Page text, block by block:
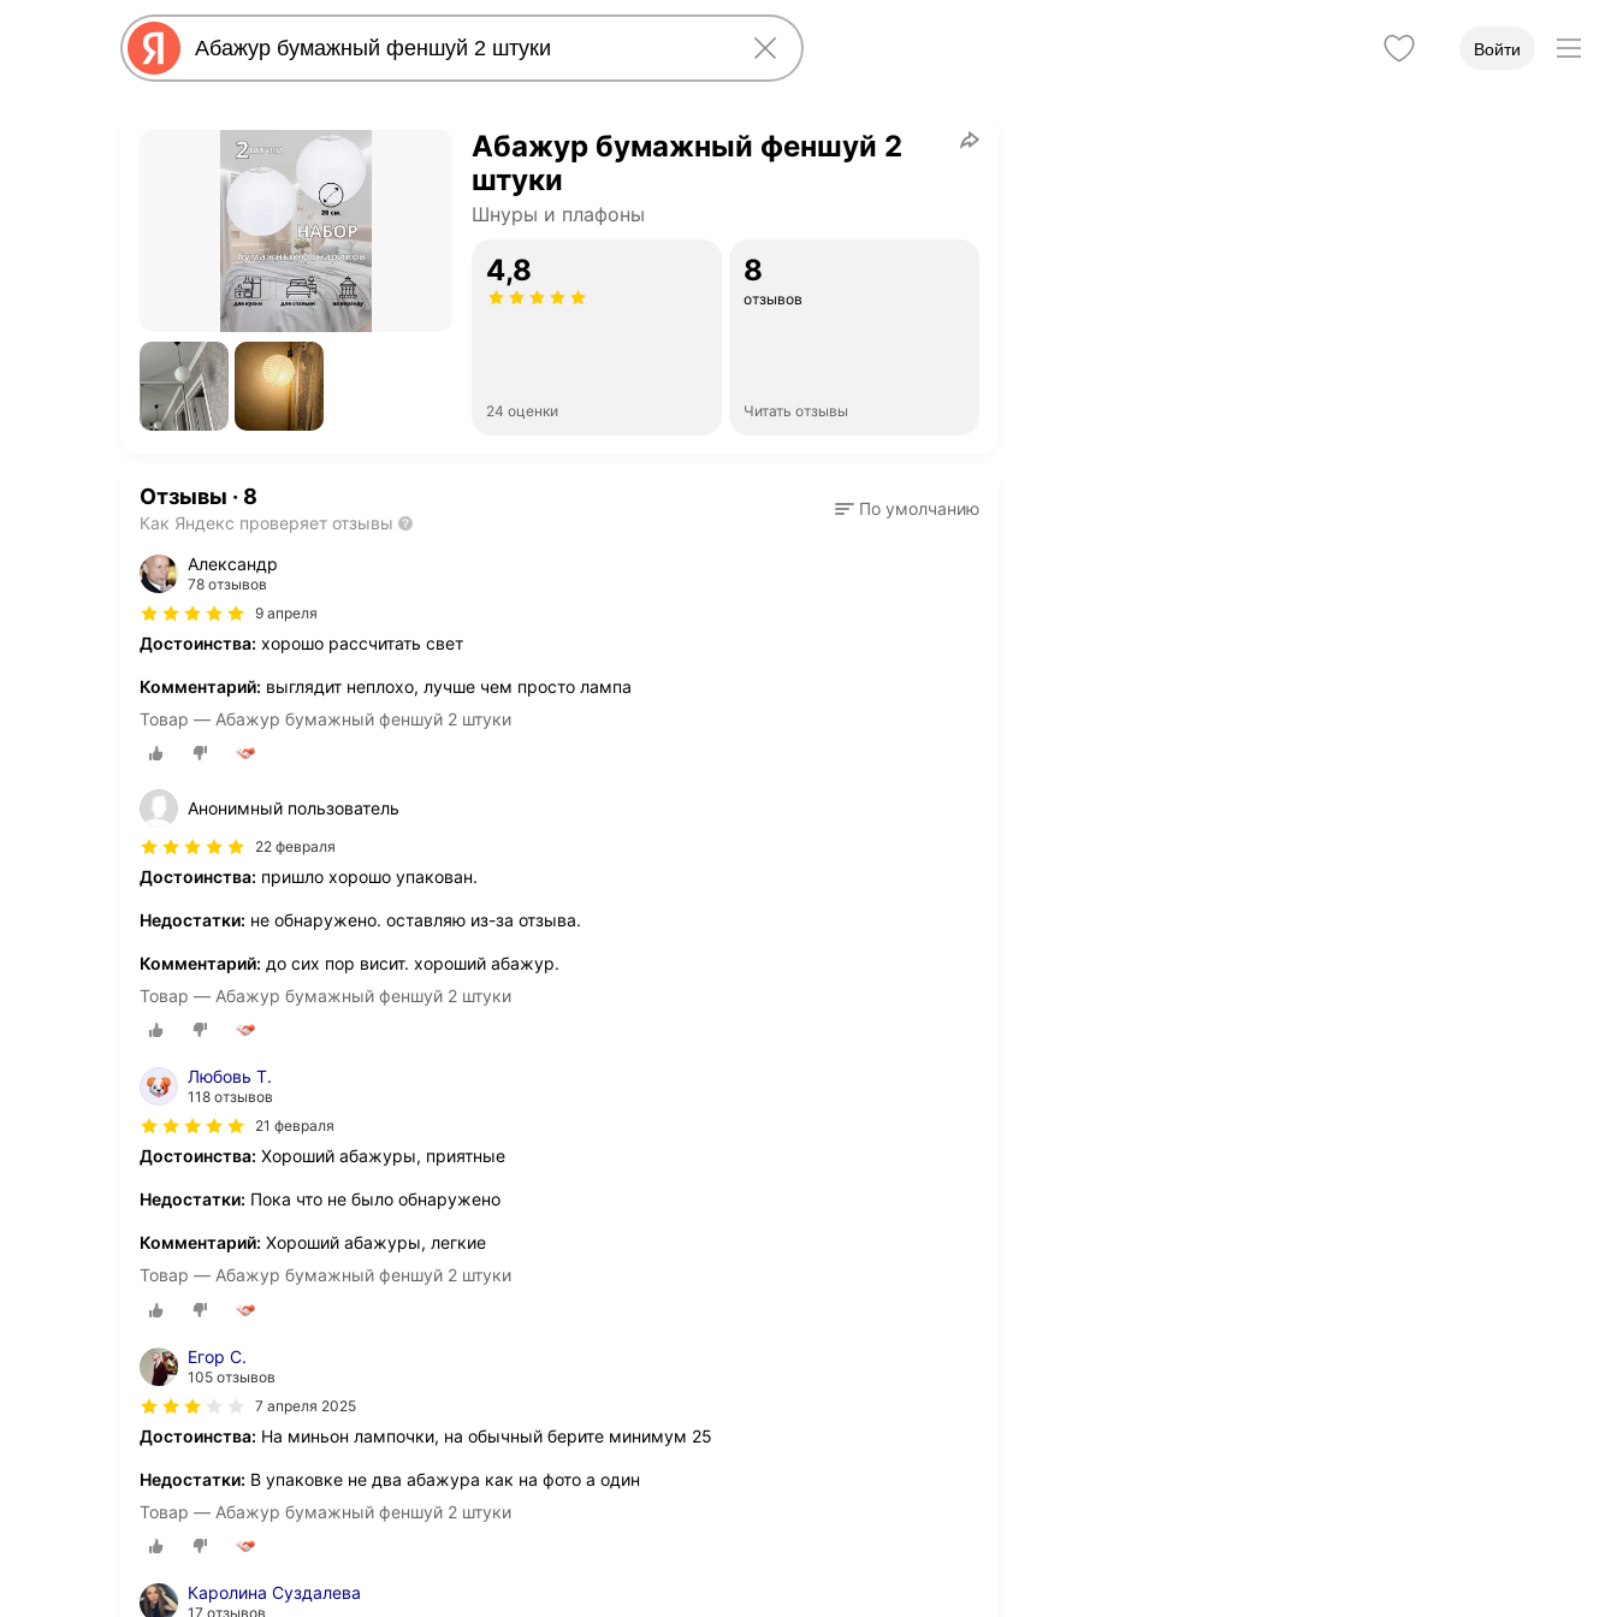
Войти
Абажур бумажный феншуй 2
штуки
Шнуры и плафоны
4,8
24 оценки
8
отзывов
Читать отзывы
Отзывы · 8
Как Яндекс проверяет отзывы
По умолчанию
Александр
78 отзывов
9 апреля
Достоинства: хорошо рассчитать свет
Комментарий: выглядит неплохо, лучше чем просто лампа
Товар — Абажур бумажный феншуй 2 штуки
Анонимный пользователь
22 февраля
Достоинства: пришло хорошо упакован.
Недостатки: не обнаружено. оставляю из-за отзыва.
Комментарий: до сих пор висит. хороший абажур.
Товар — Абажур бумажный феншуй 2 штуки
Любовь Т.
118 отзывов
21 февраля
Достоинства: Хороший абажуры, приятные
Недостатки: Пока что не было обнаружено
Комментарий: Хороший абажуры, легкие
Товар — Абажур бумажный феншуй 2 штуки
Егор С.
105 отзывов
7 апреля 2025
Достоинства: На миньон лампочки, на обычный берите минимум 25
Недостатки: В упаковке не два абажура как на фото а один
Товар — Абажур бумажный феншуй 2 штуки
Каролина Суздалева
17 отзывов